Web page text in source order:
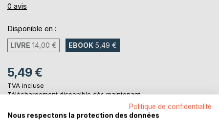
0%
0 avis
Disponible en :
LIVRE 14,00 € EBOOK 5,49 €
5,49 €
TVA incluse
Téléchargement disponible dès maintenant
Politique de confidentialité
Nous respectons la protection des données